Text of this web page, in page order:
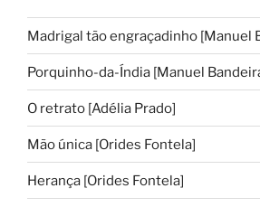
Madrigal tão engraçadinho [Manuel
Porquinho-da-Índia [Manuel
O retrato [Adélia Prado]
Mão única [Orides Fontela]
Herança [Orides Fontela]